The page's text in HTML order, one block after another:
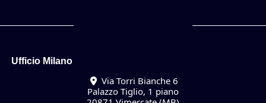
Ufficio Milano
Via Torri Bianche 6
Palazzo Tiglio, 1 piano